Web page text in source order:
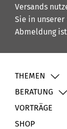
Versands
Sie in unserer
Abmeldung
THEMEN
BERATUNG
VORTRÄGE
SHOP